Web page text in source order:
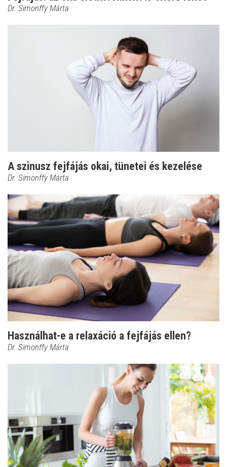
Dr. Simonffy Márta
A szinusz fejfájás okai, tünetei és kezelése
Dr. Simonffy Márta
Használhat-e a relaxáció a fejfájás ellen?
Dr. Simonffy Márta